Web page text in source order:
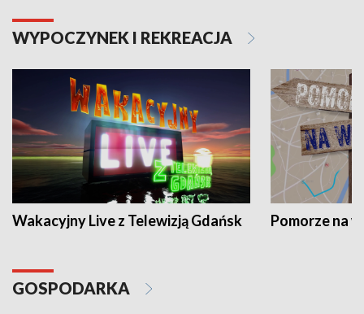
WYPOCZYNEK I REKREACJA
Wakacyjny Live z Telewizją Gdańsk Pomorze na
GOSPODARKA